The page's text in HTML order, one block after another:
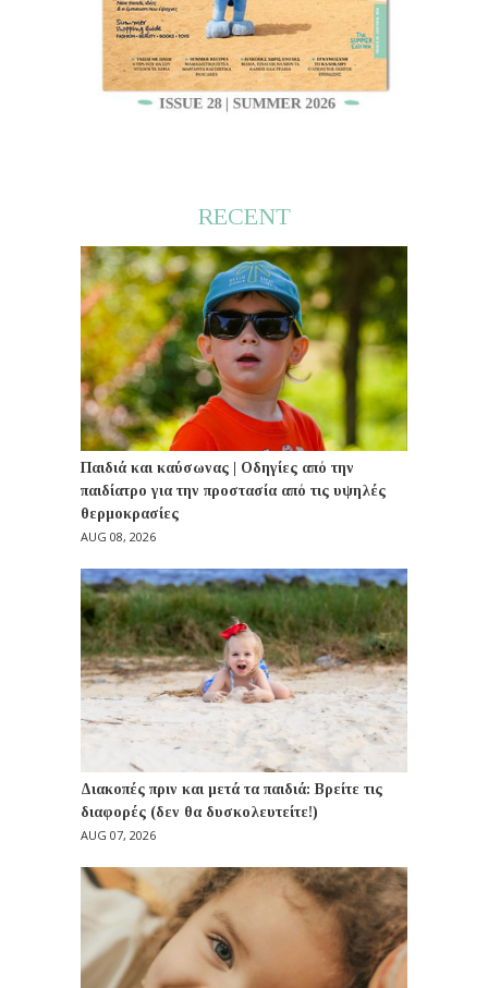
RECENT
Παιδιά και καύσωνας | Οδηγίες από την
παιδίατρο για την προστασία από τις υψηλές
θερμοκρασίες
AUG 08, 2026
Διακοπές πριν και μετά τα παιδιά: Βρείτε τις
διαφορές (δεν θα δυσκολευτείτε!)
AUG 07, 2026